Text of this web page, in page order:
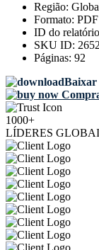
Região:
Formato: PDF
ID do
SKU ID:
Páginas: 92
Baixar
1000+
LÍDERES